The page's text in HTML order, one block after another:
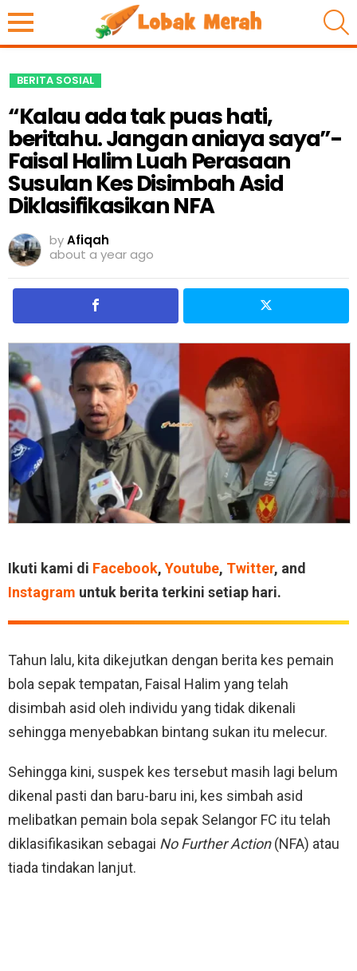
BERITA SOSIAL
“Kalau ada tak puas hati,
beritahu. Jangan aniaya saya”-
Faisal Halim Luah Perasaan
Susulan Kes Disimbah Asid
Diklasifikasikan NFA
byAfiqah
about a year ago
Ikuti kami di Facebook, Youtube, Twitter, and
Instagram untuk berita terkini setiap hari.
Tahun lalu, kita dikejutkan dengan berita kes pemain
bola sepak tempatan, Faisal Halim yang telah
disimbah asid oleh individu yang tidak dikenali
sehingga menyebabkan bintang sukan itu melecur.
Sehingga kini, suspek kes tersebut masih lagi belum
dikenal pasti dan baru-baru ini, kes simbah asid
melibatkan pemain bola sepak Selangor FC itu telah
diklasifikasikan sebagai No Further Action(NFA) atau
tiada tindakan lanjut.